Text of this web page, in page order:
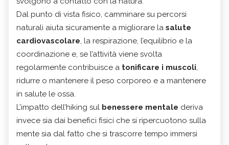
Dal punto di vista fisico, camminare su percorsi
naturali aiuta sicuramente a migliorare la salute
cardiovascolare, la respirazione, l’equilibrio e la
coordinazione e, se l’attività viene svolta
regolarmente contribuisce a tonificare i muscoli,
ridurre o mantenere il peso corporeo e a mantenere
in salute le ossa.
L’impatto dell’hiking sul benessere mentale deriva
invece sia dai benefici fisici che si ripercuotono sulla
mente sia dal fatto che si trascorre tempo immersi